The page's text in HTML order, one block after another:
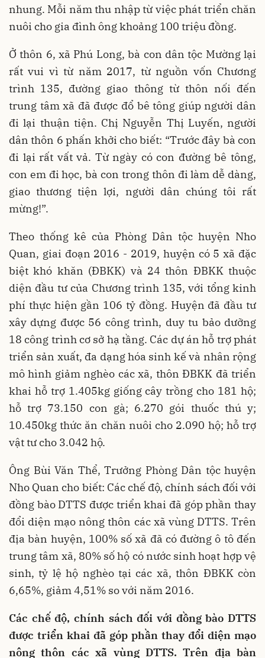
nhung. Mỗi năm thu nhập từ việc phát triển chăn
nuôi cho gia đình ông khoảng 100 triệu đồng.
Ở thôn 6, xã Phú Long, bà con dân tộc Mường lại
rất vui vì từ năm 2017, từ nguồn vốn Chương
trình 135, đường giao thông từ thôn nối đến
trung tâm xã đã được đổ bê tông giúp người dân
đi lại thuận tiện. Chị Nguyễn Thị Luyến, người
dân thôn 6 phấn khởi cho biết: “Trước đây bà con
đi lại rất vất vả. Từ ngày có con đường bê tông,
con em đi học, bà con trong thôn đi làm dễ dàng,
giao thương tiện lợi, người dân chúng tôi rất
mừng!”.
Theo thống kê của Phòng Dân tộc huyện Nho
Quan, giai đoạn 2016 - 2019, huyện có 5 xã đặc
biệt khó khăn (ĐBKK) và 24 thôn ĐBKK thuộc
diện đầu tư của Chương trình 135, với tổng kinh
phí thực hiện gần 106 tỷ đồng. Huyện đã đầu tư
xây dựng được 56 công trình, duy tu bảo dưỡng
18 công trình cơ sở hạ tầng. Các dự án hỗ trợ phát
triển sản xuất, đa dạng hóa sinh kế và nhân rộng
mô hình giảm nghèo các xã, thôn ĐBKK đã triển
khai hỗ trợ 1.405kg giống cây trồng cho 181 hộ;
hỗ trợ 73.150 con gà; 6.270 gói thuốc thú y;
10.450kg thức ăn chăn nuôi cho 2.090 hộ; hỗ trợ
vật tư cho 3.042 hộ.
Ông Bùi Văn Thể, Trưởng Phòng Dân tộc huyện
Nho Quan cho biết: Các chế độ, chính sách đối với
đồng bào DTTS được triển khai đã góp phần thay
đổi diện mạo nông thôn các xã vùng DTTS. Trên
địa bàn huyện, 100% số xã đã có đường ô tô đến
trung tâm xã, 80% số hộ có nước sinh hoạt hợp vệ
sinh, tỷ lệ hộ nghèo tại các xã, thôn ĐBKK còn
6,65%, giảm 4,51% so với năm 2016.
Các chế độ, chính sách đối với đồng bào DTTS
được triển khai đã góp phần thay đổi diện mạo
nông thôn các xã vùng DTTS. Trên địa bàn